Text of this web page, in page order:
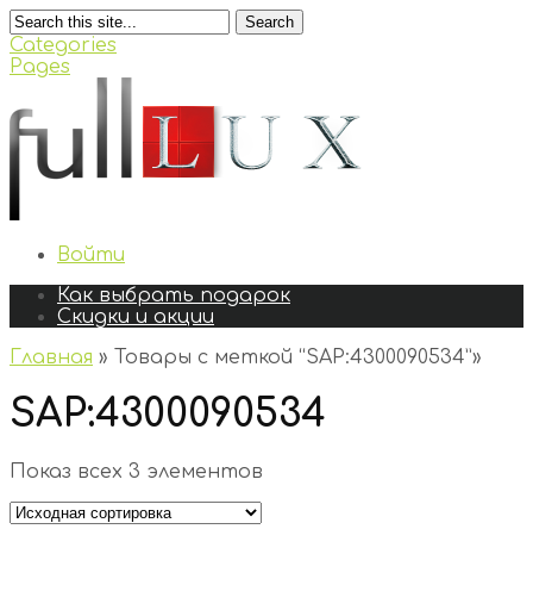
Search
Categories
Pages
Войти
Как выбрать подарок
Скидки и акции
Главная » Товары с меткой “SAP:4300090534”»
SAP:4300090534
Показ всех 3 элементов